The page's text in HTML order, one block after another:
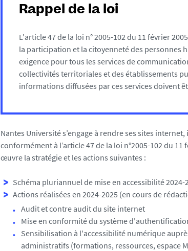
Rappel de la loi
L'article 47 de la loi n° 2005-102 du 11 février
la participation et la citoyenneté des personnes
exigence pour tous les services de
collectivités territoriales et des établissements
informations diffusées par ces services doivent
Nantes Université s’engage à rendre ses sites
conformément à l’article 47 de la loi n°2005-102 du 11
œuvre la stratégie et les actions suivantes :
Schéma pluriannuel de mise en accessibilité
Actions réalisées en 2024-2025 (en cours de
Audit et contre audit du site internet
Mise en conformité du système
Sensibilisation à l'accessibilité numérique
administratifs (formations, ressources, espace